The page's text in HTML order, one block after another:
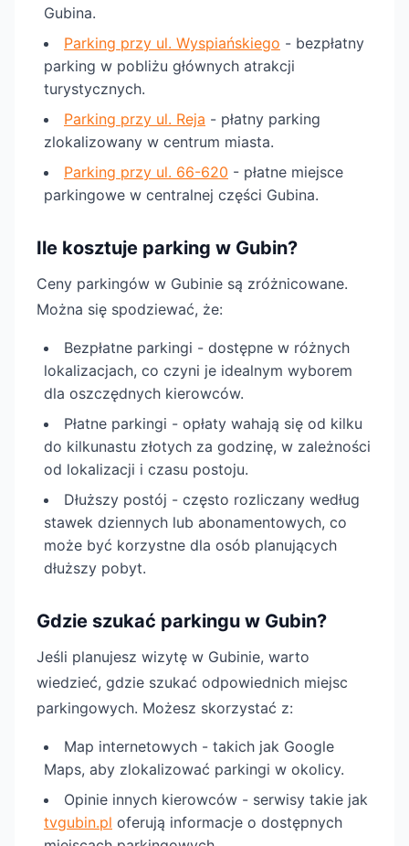
Gubina.
Parking przy ul. Wyspiańskiego - bezpłatny
parking w pobliżu głównych atrakcji
turystycznych.
Parking przy ul. Reja - płatny parking
zlokalizowany w centrum miasta.
Parking przy ul. 66-620 - płatne miejsce
parkingowe w centralnej części Gubina.
Ile kosztuje parking w Gubin?
Ceny parkingów w Gubinie są zróżnicowane.
Można się spodziewać, że:
Bezpłatne parkingi - dostępne w różnych
lokalizacjach, co czyni je idealnym wyborem
dla oszczędnych kierowców.
Płatne parkingi - opłaty wahają się od kilku
do kilkunastu złotych za godzinę, w zależności
od lokalizacji i czasu postoju.
Dłuższy postój - często rozliczany według
stawek dziennych lub abonamentowych, co
może być korzystne dla osób planujących
dłuższy pobyt.
Gdzie szukać parkingu w Gubin?
Jeśli planujesz wizytę w Gubinie, warto
wiedzieć, gdzie szukać odpowiednich miejsc
parkingowych. Możesz skorzystać z:
Map internetowych - takich jak Google
Maps, aby zlokalizować parkingi w okolicy.
Opinie innych kierowców - serwisy takie jak
tvgubin.pl oferują informacje o dostępnych